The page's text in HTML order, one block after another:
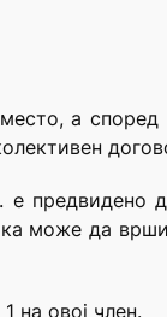
а според
предвидено
може да
на овој член.